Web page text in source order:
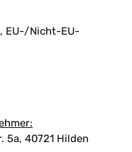
EU-/Nicht-EU-
5a, 40721 Hilden